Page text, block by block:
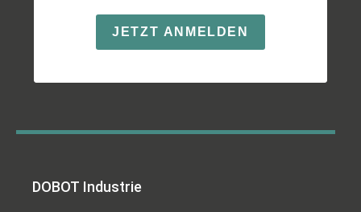
JETZT ANMELDEN
DOBOT Industrie